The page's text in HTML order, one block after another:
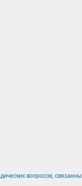
вопросов,